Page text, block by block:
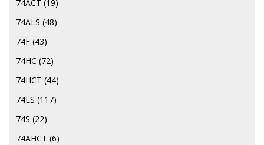
74ACT (19)
74ALS (48)
74F (43)
74HC (72)
74HCT (44)
74LS (117)
74S (22)
74АНСТ (6)